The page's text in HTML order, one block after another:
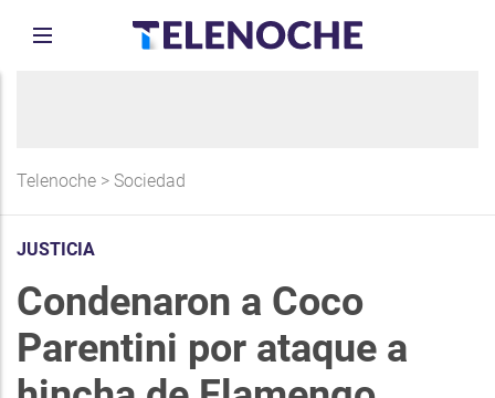
Telenoche > Sociedad
JUSTICIA
Condenaron a Coco
Parentini por ataque a